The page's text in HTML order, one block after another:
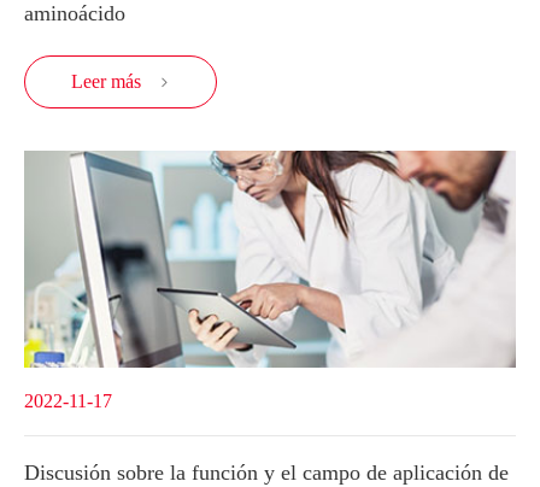
aminoácido
Leer más 
2022-11-17
Discusión sobre la función y el campo de aplicación de